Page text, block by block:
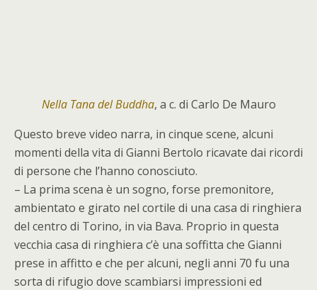
Nella Tana del Buddha, a c. di Carlo De Mauro
Questo breve video narra, in cinque scene, alcuni
momenti della vita di Gianni Bertolo ricavate dai ricordi
di persone che l’hanno conosciuto.
– La prima scena è un sogno, forse premonitore,
ambientato e girato nel cortile di una casa di ringhiera
del centro di Torino, in via Bava. Proprio in questa
vecchia casa di ringhiera c’è una soffitta che Gianni
prese in affitto e che per alcuni, negli anni 70 fu una
sorta di rifugio dove scambiarsi impressioni ed